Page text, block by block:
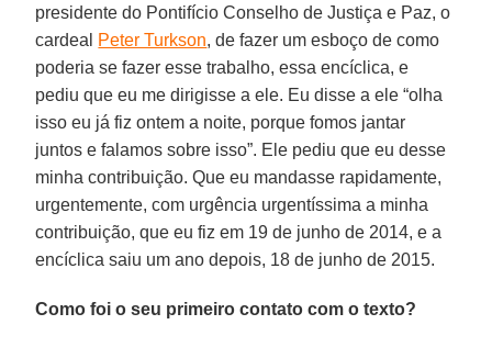
presidente do Pontifício Conselho de Justiça e Paz, o
cardeal Peter Turkson, de fazer um esboço de como
poderia se fazer esse trabalho, essa encíclica, e
pediu que eu me dirigisse a ele. Eu disse a ele “olha
isso eu já fiz ontem a noite, porque fomos jantar
juntos e falamos sobre isso”. Ele pediu que eu desse
minha contribuição. Que eu mandasse rapidamente,
urgentemente, com urgência urgentíssima a minha
contribuição, que eu fiz em 19 de junho de 2014, e a
encíclica saiu um ano depois, 18 de junho de 2015.
Como foi o seu primeiro contato com o texto?